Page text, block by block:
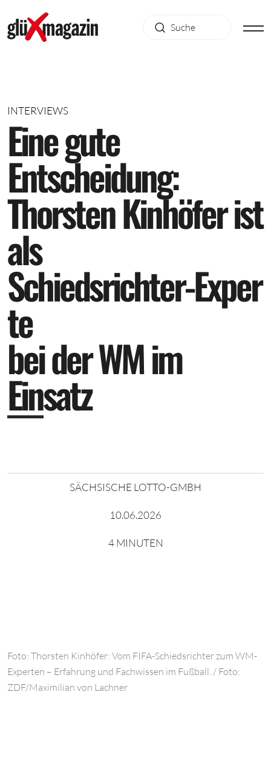
INTERVIEWS
Einegute
Entscheidung:
ThorstenKinhöferist
als
Schiedsrichter-Exper
te
beiderWMim
Einsatz
SÄCHSISCHE LOTTO-GMBH
10.06.2026
4 MINUTEN
Foto: Thorsten Kinhöfer: Vom FIFA-Schiedsrichter zum WM-
Experten – Erfahrung und Fachwissen im Fußball. / Foto:
ZDF/Maximilian von Lachner